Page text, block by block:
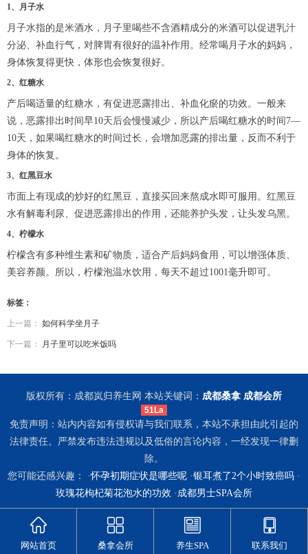
1、月子水
月子水指的是米酒水，月子里喝些不含酒精成分的米酒可以促进乳汁
分泌、补血行气，对脾胃有很好的温补作用。经常喝月子水的妈妈，
身体恢复得更快，体形也会恢复很好。
2、红糖水
产后喝适量的红糖水，有促进恶露排出、补血化瘀的功效。一般来
说，恶露排出时间早10天后会慢慢减少，所以产后喝红糖水的时间7—
10天，如果喝红糖水的时间过长，会增加恶露的排出量，反而不利于
身体的恢复。
3、红黑豆水
市面上有现成的炒好的红黑豆，直接买回来熬成水即可服用。红黑豆
水有解毒利尿、促进恶露排出的作用，还能养护头发，让头发乌黑。
4、柠檬水
柠檬含有多种维生素和矿物质，适合产后妈妈食用，可以增强体质、
美容养颜。所以，柠檬泡温水饮用，每天不超过1001毫升即可。
标签：
上一篇： 如何科学坐月子
下一篇： 月子里可以吃米饭吗
版权所有：成都岚归养生网 本站关键词： 成都桑拿 成都会所
51La
免责声明：站内内容如有侵权请与我们联系，本站不承担由此引起的
法律责任。严禁发布违法违规以及低俗的言论内容，一经发现一律删
除。
您可能还感兴趣： ·怀孕初期症状是哪些呢 ·银耳煮了2个小时致癌吗 ·
玫瑰花枸杞菊花泡水的功效 · 成都男士SPA会所
网站首页 桑拿会所 养生SPA 联系我们